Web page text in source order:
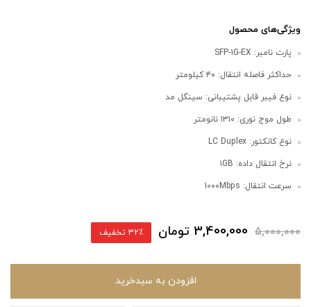
ویژگی‌های محصول
پارت نامبر: SFP-1G-EX
حداکثر فاصله انتقال: ۴۰ کیلومتر
نوع فیبر قابل پشتیبانی: سینگل مد
طول موج نوری: ۱۳۱۰ نانومتر
نوع کانکتور: LC Duplex
نرخ انتقال داده: ۱GB
سرعت انتقال: 1000Mbps
5,000,000
3,400,000 تومان 32٪ تخفیف
افزودن به سبدخرید